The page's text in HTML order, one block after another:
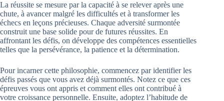
La réussite se mesure par la capacité à se relever après une
chute, à avancer malgré les difficultés et à transformer les
échecs en leçons précieuses. Chaque adversité surmontée
construit une base solide pour de futures réussites. En
affrontant les défis, on développe des compétences essentielles
telles que la persévérance, la patience et la détermination.
Pour incarner cette philosophie, commencez par identifier les
défis passés que vous avez déjà surmontés. Notez ce que ces
épreuves vous ont appris et comment elles ont contribué à
votre croissance personnelle. Ensuite, adoptez l’habitude de